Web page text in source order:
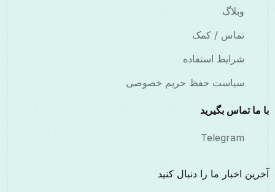
وبلاگ
تماس / کمک
شرایط استفاده
سیاست حفظ حریم خصوصی
با ما تماس بگیرید
Telegram
آخرین اخبار ما را دنبال کنید